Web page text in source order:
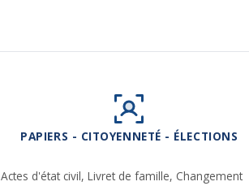
PAPIERS - CITOYENNETÉ - ÉLECTIONS
Actes d'état civil,Livret de famille, Changement